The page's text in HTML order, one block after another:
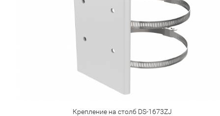
Крепление на столб DS-1673ZJ